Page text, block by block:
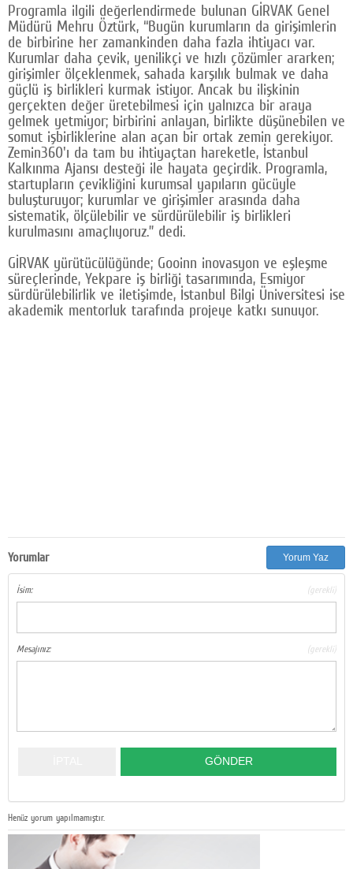
Programla ilgili değerlendirmede bulunan GİRVAK Genel
Müdürü Mehru Öztürk, “Bugün kurumların da girişimlerin
de birbirine her zamankinden daha fazla ihtiyacı var.
Kurumlar daha çevik, yenilikçi ve hızlı çözümler ararken;
girişimler ölçeklenmek, sahada karşılık bulmak ve daha
güçlü iş birlikleri kurmak istiyor. Ancak bu ilişkinin
gerçekten değer üretebilmesi için yalnızca bir araya
gelmek yetmiyor; birbirini anlayan, birlikte düşünebilen ve
somut işbirliklerine alan açan bir ortak zemin gerekiyor.
Zemin360'ı da tam bu ihtiyaçtan hareketle, İstanbul
Kalkınma Ajansı desteği ile hayata geçirdik. Programla,
startupların çevikliğini kurumsal yapıların gücüyle
buluşturuyor; kurumlar ve girişimler arasında daha
sistematik, ölçülebilir ve sürdürülebilir iş birlikleri
kurulmasını amaçlıyoruz.” dedi.
GİRVAK yürütücülüğünde; Gooinn inovasyon ve eşleşme
süreçlerinde, Yekpare iş birliği tasarımında, Esmiyor
sürdürülebilirlik ve iletişimde, İstanbul Bilgi Üniversitesi ise
akademik mentorluk tarafında projeye katkı sunuyor.
Yorumlar Yorum Yaz
İsim: (gerekli)
Mesajınız: (gerekli)
Henüz yorum yapılmamıştır.